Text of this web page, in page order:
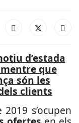
d’estada
que
són les
clients
s’ocupen